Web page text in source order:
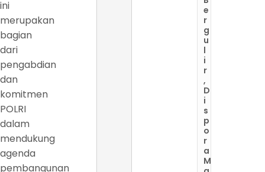
ini
merupakan
bagian
dari
pengabdian
dan
komitmen
POLRI
dalam
mendukung
agenda
pembangunan
e
r
g
u
l
i
r
,
D
i
s
p
o
r
a
M